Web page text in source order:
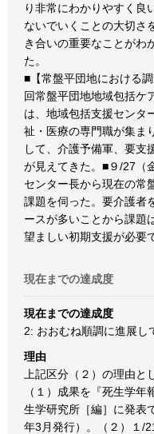
り非常にわかりやすく良
ないでいくことの大切さ
き合いの重要なことがわ
た。
■【常盤平団地における
回常盤平団地地域包括ケ
は、地域包括支援センタ
祉・医療の専門職が集ま
して、介護予備軍、要支
が見えてきた。■９/27（
センター長から現在の常
課題を伺った。要介護者
ースが多いことから課題
望ましい初期支援が必要
現在までの達成度
現在までの達成度
2: おおむね順調に進展し
理由
上記区分（２）の理由と
（１）成果を『死生学
生学研究所［編］に発表
年3月発行）。（２）１/